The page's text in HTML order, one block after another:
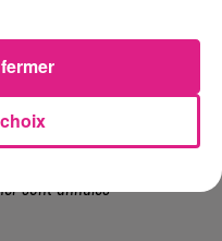
d’artifice
en Lorraine ?
sont annulés